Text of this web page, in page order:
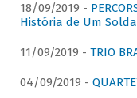
18/09/2019 -
História de Um
11/09/2019 - TRIO
04/09/2019 -